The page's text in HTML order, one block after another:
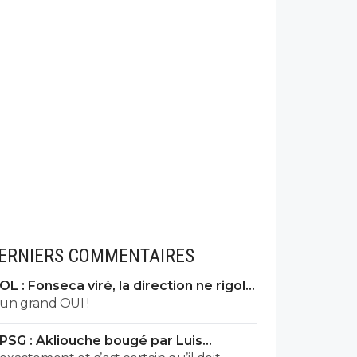
COMMENTAIRES
OL : Fonseca viré, la direction ne rigole
plus
un grand OUI !
PSG : Akliouche bougé par Luis